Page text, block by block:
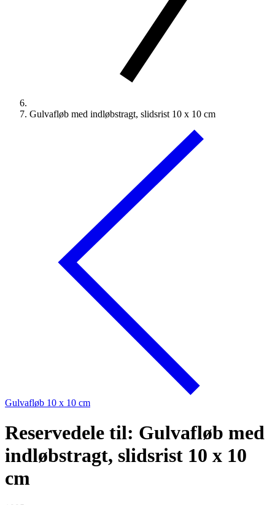
Gulvafløb med indløbstragt, slidsrist 10 x 10 cm
Gulvafløb 10 x 10 cm
Reservedele til: Gulvafløb med
indløbstragt, slidsrist 10 x 10
cm